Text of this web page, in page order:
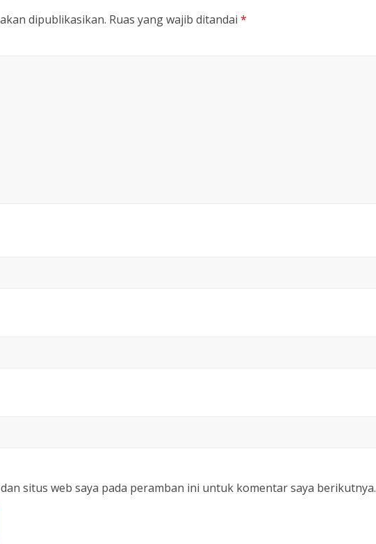
dipublikasikan. Ruas yang wajib ditandai *
situs web saya pada peramban ini untuk komentar saya berikutnya.